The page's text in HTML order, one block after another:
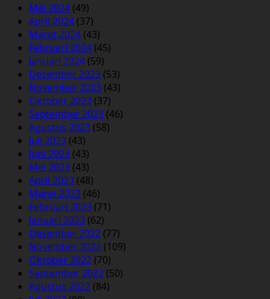
Mei 2024 (49)
April 2024 (37)
Maret 2024 (43)
Februari 2024 (45)
Januari 2024 (59)
Desember 2023 (53)
November 2023 (43)
Oktober 2023 (37)
September 2023 (46)
Agustus 2023 (58)
Juli 2023 (43)
Juni 2023 (43)
Mei 2023 (43)
April 2023 (48)
Maret 2023 (46)
Februari 2023 (71)
Januari 2023 (62)
Desember 2022 (77)
November 2022 (109)
Oktober 2022 (70)
September 2022 (50)
Agustus 2022 (84)